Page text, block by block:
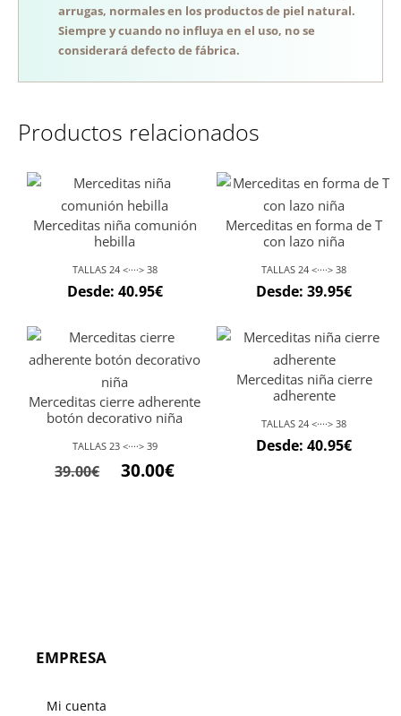
arrugas, normales en los productos de piel natural.
Siempre y cuando no influya en el uso, no se
considerará defecto de fábrica.
Productos relacionados
Merceditas niña comunión
hebilla
TALLAS 24 <····> 38
Desde: 40.95€
Merceditas en forma de T
con lazo niña
TALLAS 24 <····> 38
Desde:39.95€
Merceditas cierre adherente
botón decorativo niña
TALLAS 23 <····> 39
39.00€ 30.00€
Merceditas niña cierre
adherente
TALLAS 24 <····> 38
Desde:40.95€
EMPRESA
Mi cuenta